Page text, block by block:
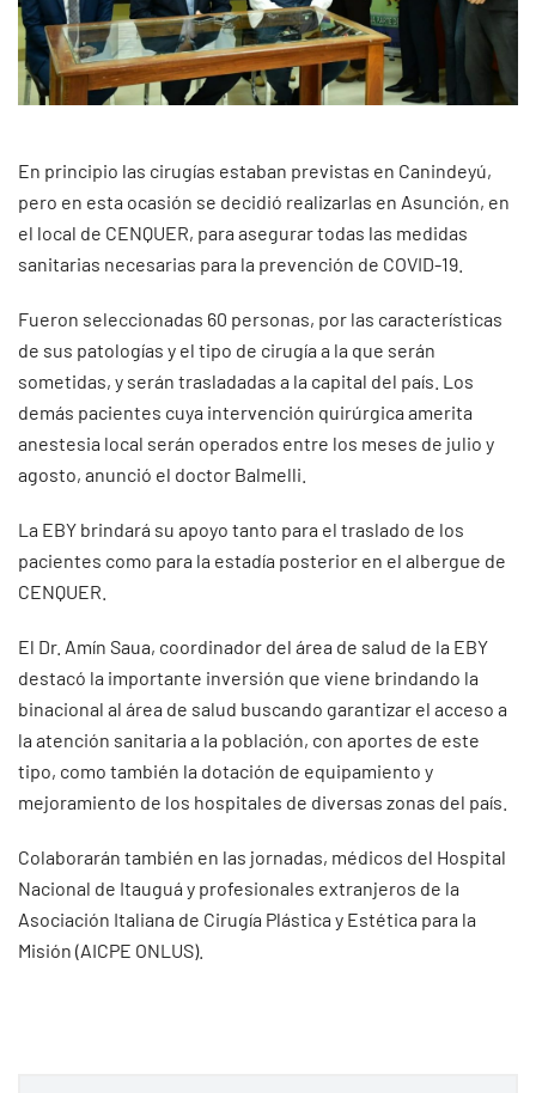
En principio las cirugías estaban previstas en Canindeyú,
pero en esta ocasión se decidió realizarlas en Asunción, en
el local de CENQUER, para asegurar todas las medidas
sanitarias necesarias para la prevención de COVID-19.
Fueron seleccionadas 60 personas, por las características
de sus patologías y el tipo de cirugía a la que serán
sometidas, y serán trasladadas a la capital del país. Los
demás pacientes cuya intervención quirúrgica amerita
anestesia local serán operados entre los meses de julio y
agosto, anunció el doctor Balmelli.
La EBY brindará su apoyo tanto para el traslado de los
pacientes como para la estadía posterior en el albergue de
CENQUER.
El Dr. Amín Saua, coordinador del área de salud de la EBY
destacó la importante inversión que viene brindando la
binacional al área de salud buscando garantizar el acceso a
la atención sanitaria a la población, con aportes de este
tipo, como también la dotación de equipamiento y
mejoramiento de los hospitales de diversas zonas del país.
Colaborarán también en las jornadas, médicos del Hospital
Nacional de Itauguá y profesionales extranjeros de la
Asociación Italiana de Cirugía Plástica y Estética para la
Misión (AICPE ONLUS).